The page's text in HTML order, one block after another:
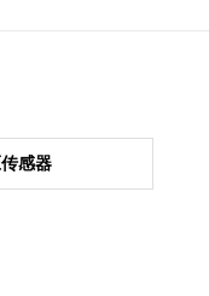
感器